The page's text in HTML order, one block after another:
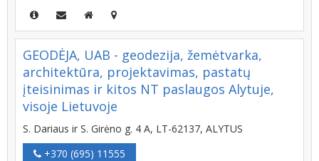
GEODĖJA, UAB - geodezija, žemėtvarka,
architektūra, projektavimas, pastatų
įteisinimas ir kitos NT paslaugos Alytuje,
visoje Lietuvoje
S. Dariaus ir S. Girėno g. 4 A, LT-62137, ALYTUS
+370 (695) 11555